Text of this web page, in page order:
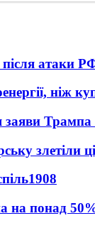
після атаки
ніж
заяви
злетіли
1908
на понад